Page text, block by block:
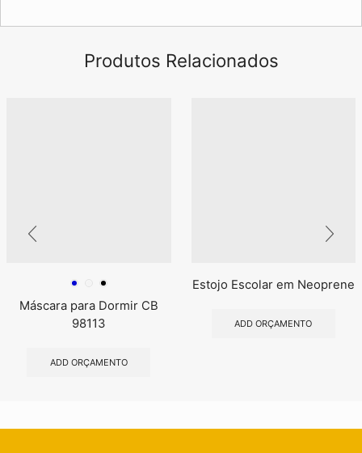
Produtos Relacionados
Máscara para Dormir CB
98113
ADD ORÇAMENTO
Estojo Escolar em Neoprene
ADD ORÇAMENTO